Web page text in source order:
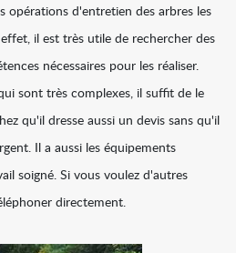
opérations d'entretien des arbres les
il est très utile de rechercher des
nécessaires pour les réaliser.
sont très complexes, il suffit de le
qu'il dresse aussi un devis sans qu'il
Il a aussi les équipements
soigné. Si vous voulez d'autres
directement.